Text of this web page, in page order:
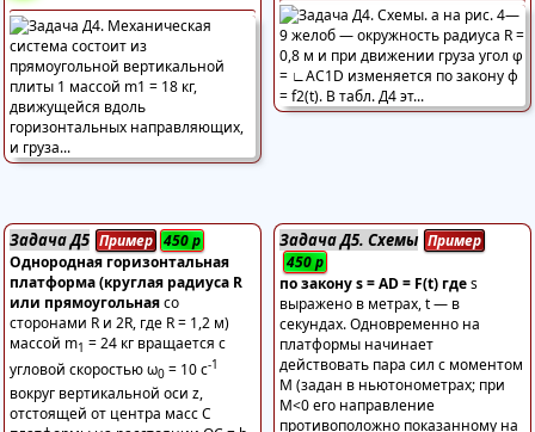
Задача Д5 Пример 450р
Однородная горизонтальная
платформа (круглая радиуса R
или прямоугольнаясо
сторонами R и 2R, где R = 1,2 м)
массой m1 = 24 кг вращается с
угловой скоростью ω0 = 10 с-1
вокруг вертикальной оси z,
отстоящей от центра масс C
Задача Д5. Схемы Пример
450р
по закону s = AD = F(t) гдеs
выражено в метрах, t — в
секундах. Одновременно на
платформы начинает
действовать пара сил с моментом
М (задан в ньютонометрах; при
М<0 его направление
противоположно показанному на